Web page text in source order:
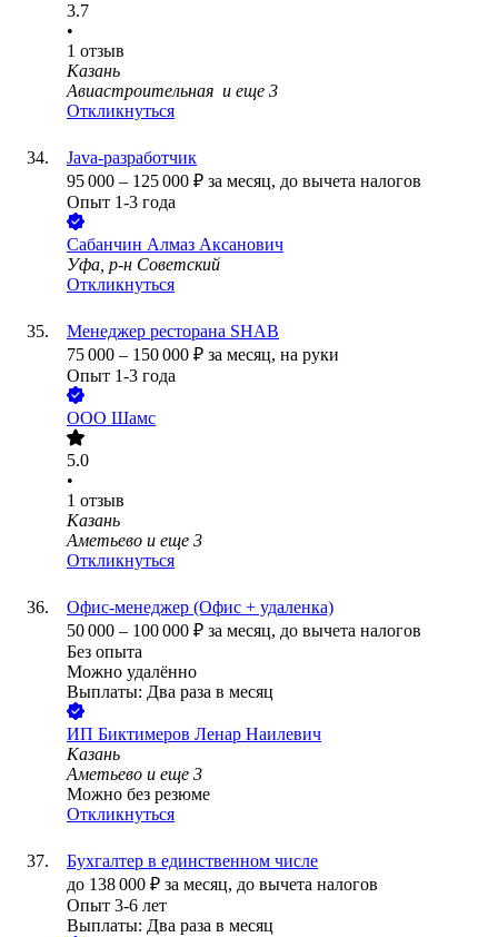
3.7
•
1 отзыв
Казань
Авиастроительная и еще 3
Откликнуться
Java-разработчик
95 000 – 125 000 ₽ за месяц, до вычета налогов
Опыт 1-3 года
Сабанчин Алмаз Аксанович
Уфа, р-н Советский
Откликнуться
Менеджер ресторана SHAB
75 000 – 150 000 ₽ за месяц, на руки
Опыт 1-3 года
ООО Шамс
5.0
•
1 отзыв
Казань
Аметьево и еще 3
Откликнуться
Офис-менеджер (Офис + удаленка)
50 000 – 100 000 ₽ за месяц, до вычета налогов
Без опыта
Можно удалённо
Выплаты: Два раза в месяц
ИП Биктимеров Ленар Наилевич
Казань
Аметьево и еще 3
Можно без резюме
Откликнуться
Бухгалтер в единственном числе
до 138 000 ₽ за месяц, до вычета налогов
Опыт 3-6 лет
Выплаты: Два раза в месяц